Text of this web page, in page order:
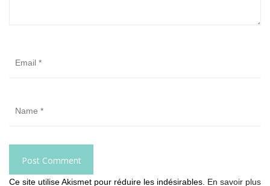
Ce site utilise Akismet pour réduire les indésirables. En savoir plus